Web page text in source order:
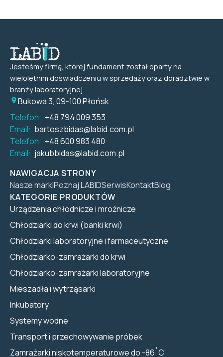
Jesteśmy firmą, której fundament został oparty na
wieloletnim doświadczeniu w sprzedaży oraz doradztwie w
branży laboratoryjnej.
Bukowa 3, 09-100 Płońsk
Telefon: +48 794 009 353
Email: bartoszbidas@labid.com.pl
Telefon: +48 600 983 480
Email: jakubbidas@labid.com.pl
NAWIGACJA STRONY
Nasze markiPoznaj LABIDSerwisKontaktBlog
KATEGORIE PRODUKTÓW
Urządzenia chłodnicze i mroźnicze
Chłodziarki do krwi (banki krwi)
Chłodziarki laboratoryjne i farmaceutyczne
Chłodziarko-zamrażarki do krwi
Chłodziarko-zamrażarki laboratoryjne
Mieszadła i wytrząsarki
Inkubatory
Systemy wodne
Transport i przechowywanie próbek
Zamrażarki niskotemperaturowe do -86˚C